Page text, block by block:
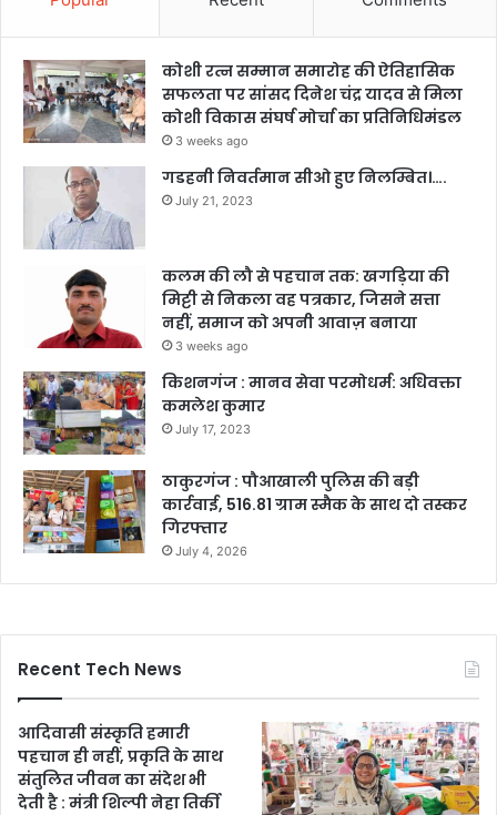
कोशी रत्न सम्मान समारोह की ऐतिहासिक
सफलता पर सांसद दिनेश चंद्र यादव से मिला
कोशी विकास संघर्ष मोर्चा का प्रतिनिधिमंडल
3 weeks ago
गडहनी निवर्तमान सीओ हुए निलम्बित।….
July 21, 2023
कलम की लौ से पहचान तक: खगड़िया की
मिट्टी से निकला वह पत्रकार, जिसने सत्ता
नहीं, समाज को अपनी आवाज़ बनाया
3 weeks ago
किशनगंज : मानव सेवा परमोधर्म: अधिवक्ता
कमलेश कुमार
July 17, 2023
ठाकुरगंज : पौआखाली पुलिस की बड़ी
कार्रवाई, 516.81 ग्राम स्मैक के साथ दो तस्कर
गिरफ्तार
July 4, 2026
Recent Tech News
आदिवासी संस्कृति हमारी
पहचान ही नहीं, प्रकृति के साथ
संतुलित जीवन का संदेश भी
देती है : मंत्री शिल्पी नेहा तिर्की